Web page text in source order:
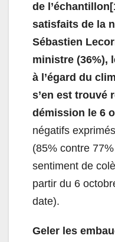
de l’échantillon
satisfaits de la
Sébastien
ministre (36%),
à l’égard du
s’en est trouvé
démission le 6
négatifs
(85% contre
sentiment de
partir du 6
date).
Geler les